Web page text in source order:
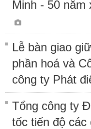
Minh - 50 năm
Lễ bàn giao
phần hoá và
công ty Phát
Tổng công ty
tốc tiến độ